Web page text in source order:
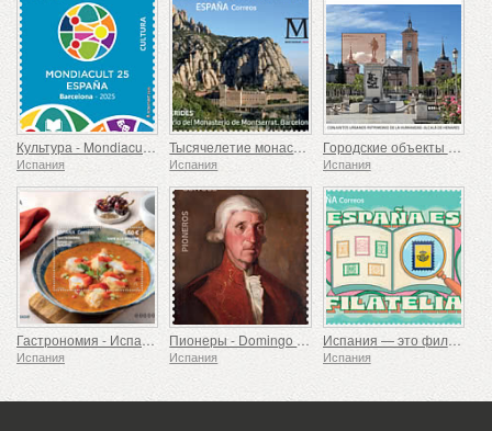
Культура - Mondiacult 25 Испания, Барселона
Испания
Тысячелетие монастыря Монсеррат, Барселона
Испания
Городские объекты всемирного наследия – Алькала-де-Энарес
Испания
Гастрономия - Испания в 19 блюдах, Мелилья, Морской черт по-русадирски
Испания
Пионеры - Domingo de Bonechea
Испания
Испания — это филателия
Испания